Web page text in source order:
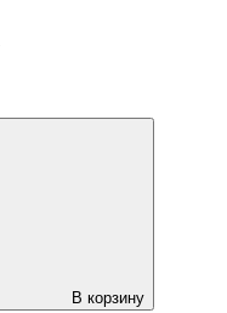
В корзину